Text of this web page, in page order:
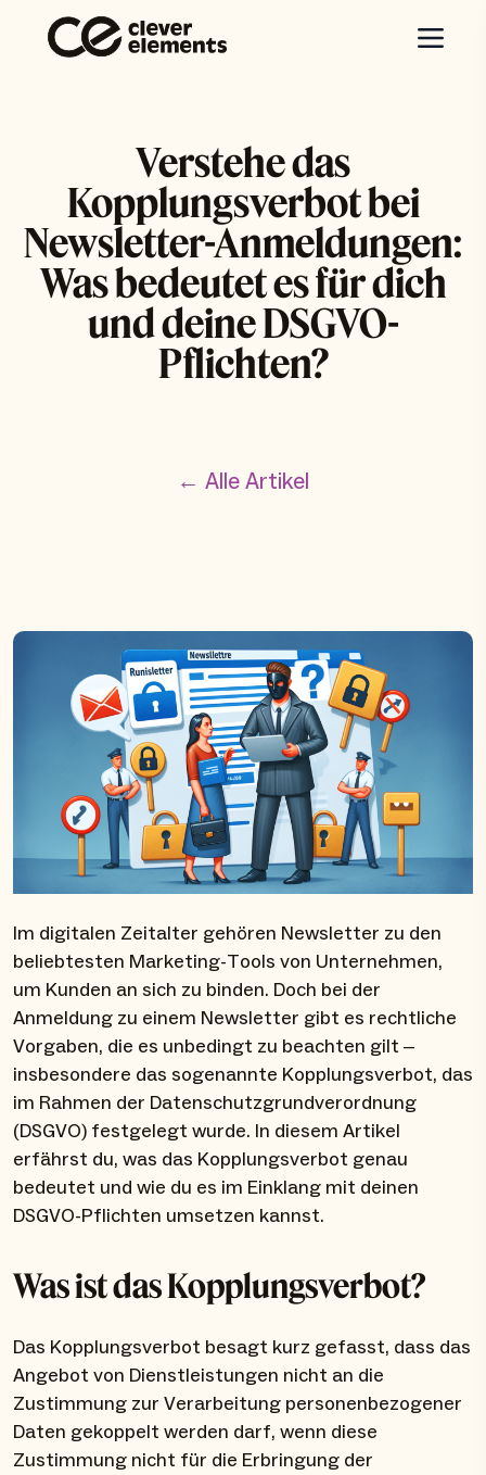
Verstehe das
Kopplungsverbot bei
Newsletter-Anmeldungen:
Was bedeutet es für dich
und deine DSGVO-
Pflichten?
← Alle Artikel
Im digitalen Zeitalter gehören Newsletter zu den
beliebtesten Marketing-Tools von Unternehmen,
um Kunden an sich zu binden. Doch bei der
Anmeldung zu einem Newsletter gibt es rechtliche
Vorgaben, die es unbedingt zu beachten gilt –
insbesondere das sogenannte Kopplungsverbot, das
im Rahmen der Datenschutzgrundverordnung
(DSGVO) festgelegt wurde. In diesem Artikel
erfährst du, was das Kopplungsverbot genau
bedeutet und wie du es im Einklang mit deinen
DSGVO-Pflichten umsetzen kannst.
Was ist das Kopplungsverbot?
Das Kopplungsverbot besagt kurz gefasst, dass das
Angebot von Dienstleistungen nicht an die
Zustimmung zur Verarbeitung personenbezogener
Daten gekoppelt werden darf, wenn diese
Zustimmung nicht für die Erbringung der